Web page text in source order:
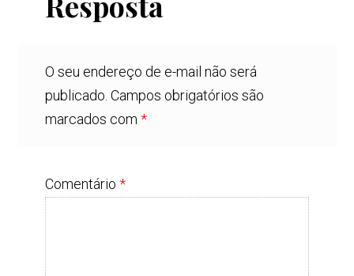
O seu endereço de e-mail não será
publicado. Campos obrigatórios são
marcados com*
Comentário*